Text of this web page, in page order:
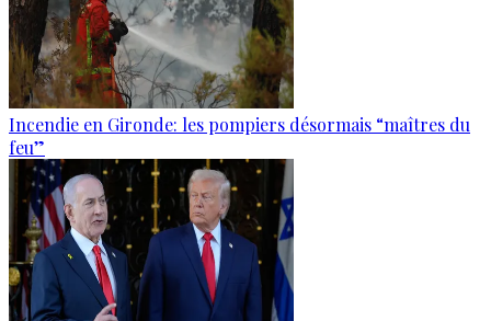
Incendie en Gironde: les pompiers désormais “maîtres du
feu”